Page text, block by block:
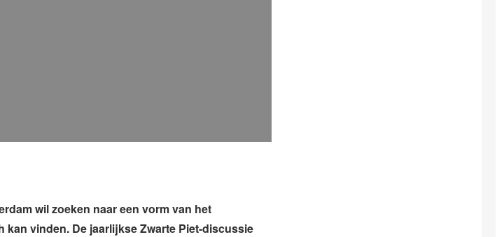
wil zoeken naar een vorm van het
kan vinden. De jaarlijkse Zwarte Piet-discussie